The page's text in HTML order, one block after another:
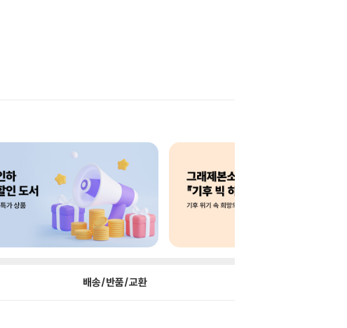
배송/반품/교환